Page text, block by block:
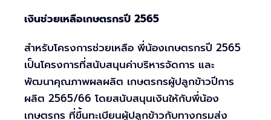
เงินช่วยเหลือเกษตรกรปี 2565
สำหรับโครงการช่วยเหลือ พี่น้องเกษตรกรปี 2565
เป็นโครงการที่สนับสนุนค่าบริหารจัดการ และ
พัฒนาคุณภาพผลผลิต เกษตรกรผู้ปลูกข้าวปีการ
ผลิต 2565/66 โดยสนับสนุนเงินให้กับพี่น้อง
เกษตรกร ที่ขึ้นทะเบียนผู้ปลูกข้าวกับทางกรมส่ง